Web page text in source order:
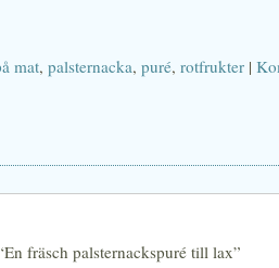
mat, palsternacka, puré, rotfrukter |
fräsch palsternackspuré till lax”